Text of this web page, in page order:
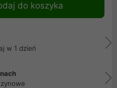
do koszyka
w 1 dzień